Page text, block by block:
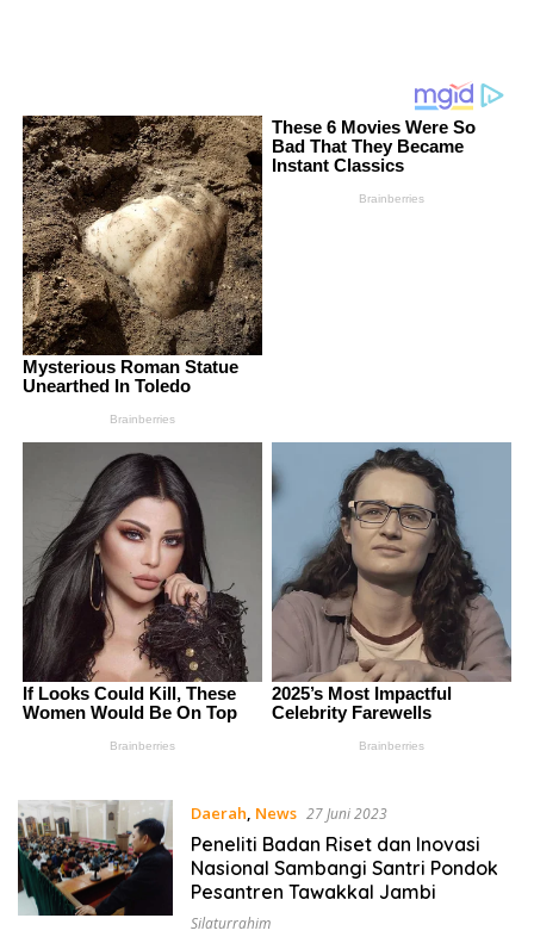
Daerah, News 27 Juni 2023
Peneliti Badan Riset dan Inovasi
Nasional Sambangi Santri Pondok
Pesantren Tawakkal Jambi
Silaturrahim